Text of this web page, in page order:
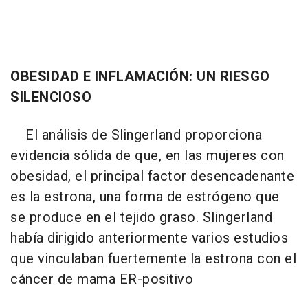
OBESIDAD E INFLAMACIÓN: UN RIESGO
SILENCIOSO
El análisis de Slingerland proporciona
evidencia sólida de que, en las mujeres con
obesidad, el principal factor desencadenante
es la estrona, una forma de estrógeno que
se produce en el tejido graso. Slingerland
había dirigido anteriormente varios estudios
que vinculaban fuertemente la estrona con el
cáncer de mama ER-positivo